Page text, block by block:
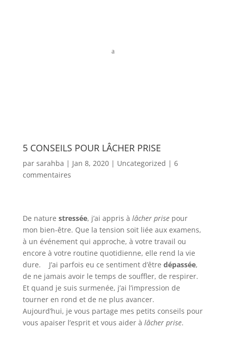
a
5 CONSEILS POUR LÂCHER PRISE
par sarahba | Jan 8, 2020| Uncategorized | 6
commentaires
De nature stressée, j’ai appris à lâcher prisepour
mon bien-être. Que la tension soit liée aux examens,
à un événement qui approche, à votre travail ou
encore à votre routine quotidienne, elle rend la vie
dure. J’ai parfois eu ce sentiment d’être dépassée,
de ne jamais avoir le temps de souffler, de respirer.
Et quand je suis surmenée, j’ai l’impression de
tourner en rond et de ne plus avancer.
Aujourd’hui, je vous partage mes petits conseils pour
vous apaiser l’esprit et vous aider à lâcher prise.